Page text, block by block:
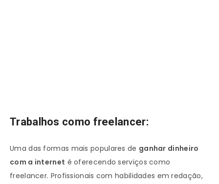
Trabalhos como freelancer:
Uma das formas mais populares de ganhar dinheiro
com a internet é oferecendo serviços como
freelancer. Profissionais com habilidades em redação,